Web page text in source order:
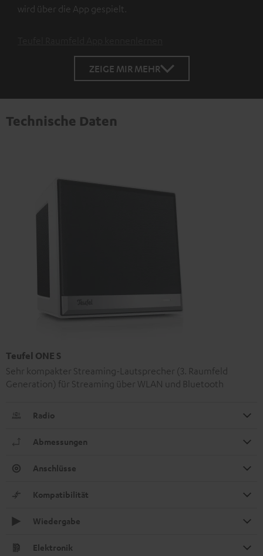
wird über die App gespielt.
ZEIGE MIR MEHR
Technische Daten
Teufel ONE S
Sehr kompakter Streaming-Lautsprecher (3. Raumfeld
Generation) für Streaming über WLAN und Bluetooth
Radio
Abmessungen
Anschlüsse
Kompatibilität
Wiedergabe
Elektronik